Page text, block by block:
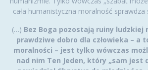
cała humanistyczna moralność sprawdza
(…) Bez Boga pozostają ruiny ludzkiej
prawdziwe dobro dla człowieka – a
moralności – jest tylko wówczas
nad nim Ten Jeden, który „sam jest